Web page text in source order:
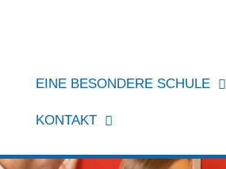
EINE BESONDERE SCHULE
KONTAKT